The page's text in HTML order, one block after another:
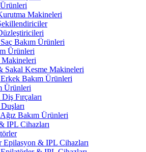
Makineleri
Bakım Ürünleri
Ürünleri
Makineleri
Sakal Kesme Makineleri
Bakım Ürünleri
Ürünleri
Diş Fırçaları
Bakım Ürünleri
IPL Cihazları
Epilasyon & IPL Cihazları